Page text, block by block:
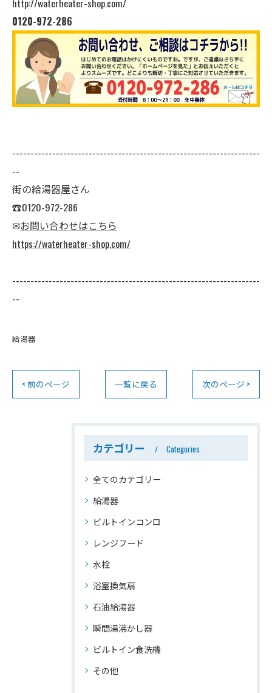
http://waterheater-shop.com/
0120-972-286
--------------------------------------------------------------------
--
街の給湯器屋さん
☎0120-972-286
✉お問い合わせはこちら
https://waterheater-shop.com/
--------------------------------------------------------------------
--
給湯器
< 前のページ 一覧に戻る 次のページ >
カテゴリー Categories
全てのカテゴリー
給湯器
ビルトインコンロ
レンジフード
水栓
浴室換気扇
石油給湯器
瞬間湯沸かし器
ビルトイン食洗機
その他